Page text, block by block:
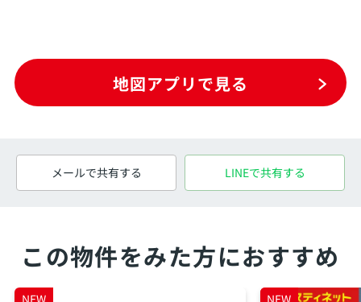
地図アプリで見る
メールで共有する LINEで共有する
この物件をみた方におすすめ
NEW NEW